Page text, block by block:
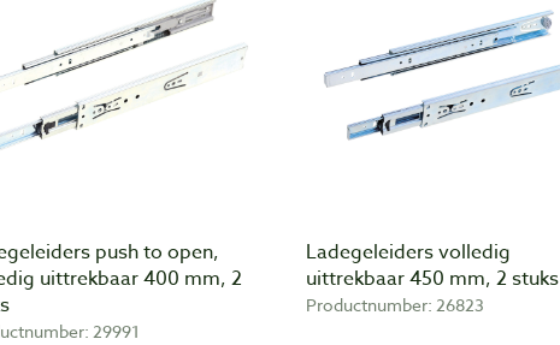
push to open,
uittrekbaar 400 mm, 2
29991
Ladegeleiders volledig
uittrekbaar 450 mm, 2 stuks
Productnumber: 26823